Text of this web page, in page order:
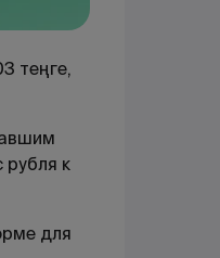
теңге,
рубля к
для